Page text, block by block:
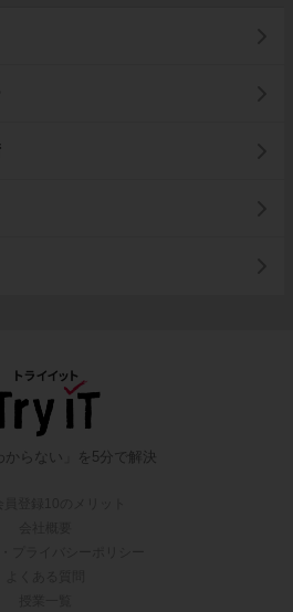
からない」を5分で解決